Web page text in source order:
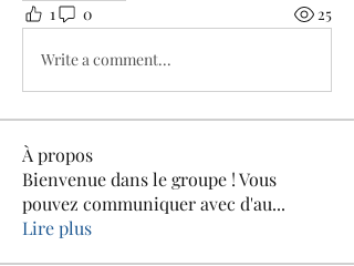
1 0 25
Write a comment...
À propos
Bienvenue dans le groupe ! Vous
pouvez communiquer avec d'au...
Lire plus